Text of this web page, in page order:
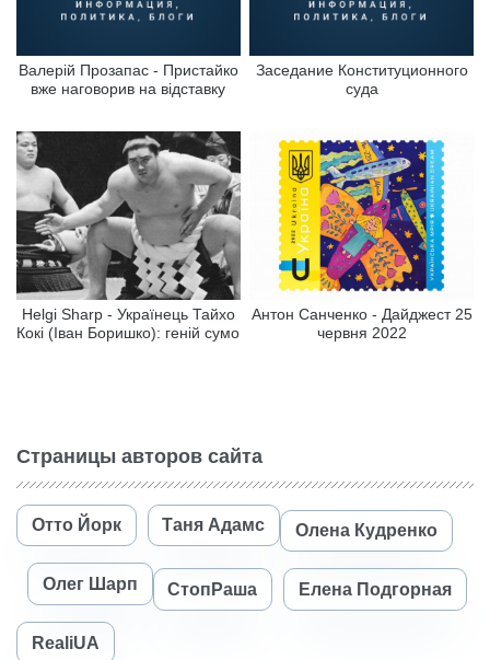
Валерій Прозапас - Пристайко
вже наговорив на відставку
Заседание Конституционного
суда
Helgi Sharp - Українець Тайхо
Кокі (Іван Боришко): геній сумо
Антон Санченко - Дайджест 25
червня 2022
Страницы авторов сайта
Отто Йорк Таня Адамс Олена Кудренко
Олег Шарп СтопРаша Елена Подгорная
RealiUA